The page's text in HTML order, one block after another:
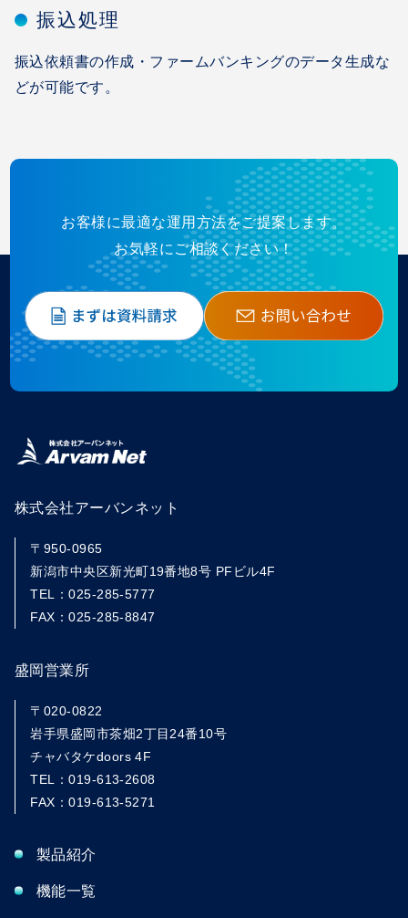
振込処理
振込依頼書の作成・ファームバンキングのデータ生成な
どが可能です。
お客様に最適な運用方法をご提案します。
お気軽にご相談ください！
株式会社アーバンネット
〒950-0965
新潟市中央区新光町19番地8号 PFビル4F
TEL：025-285-5777
FAX：025-285-8847
盛岡営業所
〒020-0822
岩手県盛岡市茶畑2丁目24番10号
チャバタケdoors 4F
TEL：019-613-2608
FAX：019-613-5271
製品紹介
機能一覧